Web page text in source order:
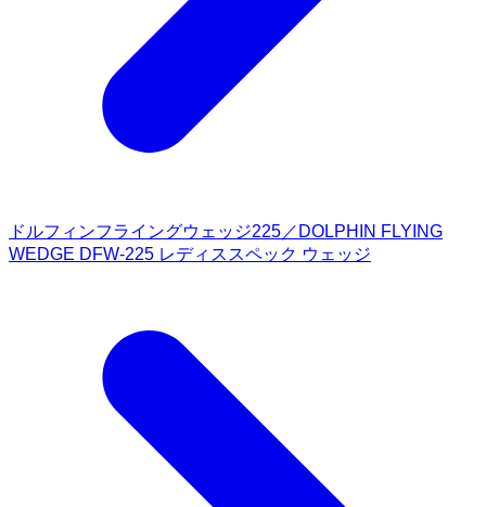
ドルフィンフライングウェッジ225／DOLPHIN FLYING
WEDGE DFW-225 レディススペック ウェッジ